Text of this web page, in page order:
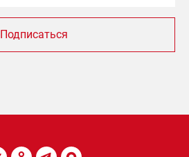
Подписаться